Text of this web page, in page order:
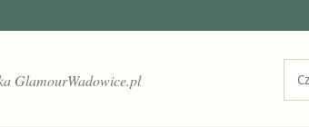
GlamourWadowice.pl